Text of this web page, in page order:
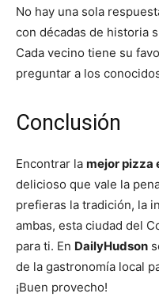
No hay una sola
con décadas de historia
Cada vecino tiene su
preguntar a los
Conclusión
Encontrar la mejor pizza
delicioso que vale la
prefieras la tradición, la
ambas, esta ciudad del
para ti. En DailyHudson
de la gastronomía local
¡Buen provecho!